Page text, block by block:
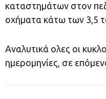
καταστημάτων στον
οχήματα κάτω των 3,5
Αναλυτικά ολες οι
ημερομηνίες, σε